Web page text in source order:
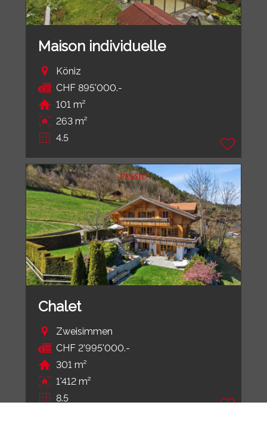
Maison individuelle
Köniz
CHF 895'000.-
101 m²
263 m²
4.5
Chalet
Zweisimmen
CHF 2'995'000.-
301 m²
1'412 m²
8.5